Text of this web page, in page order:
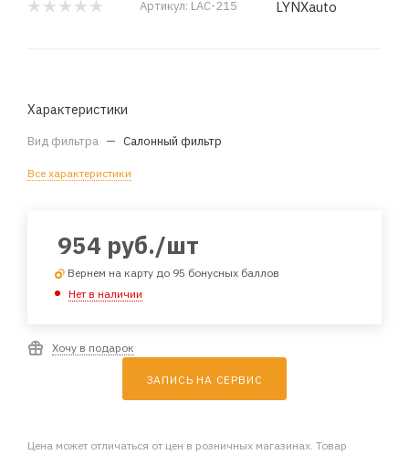
Артикул: LAC-215 LYNXauto
Характеристики
Вид фильтра — Салонный фильтр
Все характеристики
954 руб./шт
Вернем на карту до 95 бонусных баллов
Нет в наличии
Хочу в подарок
ЗАПИСЬ НА СЕРВИС
Цена может отличаться от цен в розничных магазинах. Товар